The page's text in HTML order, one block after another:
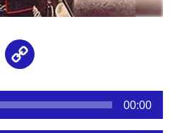
Email
00:00